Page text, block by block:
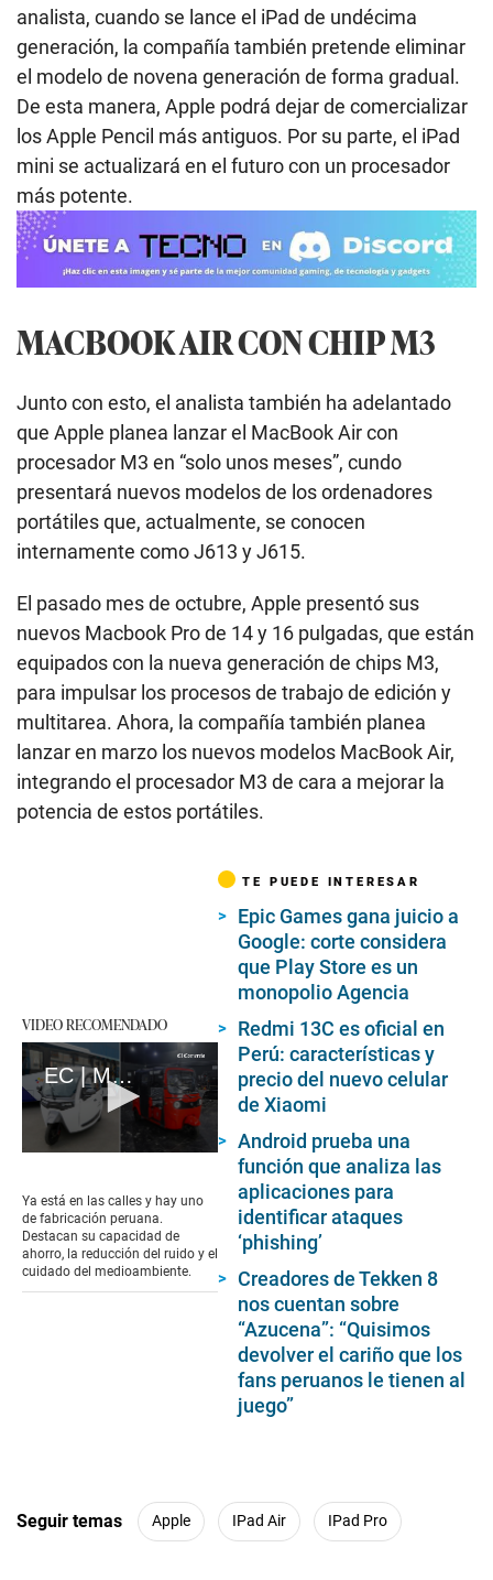
analista, cuando se lance el iPad de undécima
generación, la compañía también pretende eliminar
el modelo de novena generación de forma gradual.
De esta manera, Apple podrá dejar de comercializar
los Apple Pencil más antiguos. Por su parte, el iPad
mini se actualizará en el futuro con un procesador
más potente.
MACBOOK AIR CON CHIP M3
Junto con esto, el analista también ha adelantado
que Apple planea lanzar el MacBook Air con
procesador M3 en “solo unos meses”, cundo
presentará nuevos modelos de los ordenadores
portátiles que, actualmente, se conocen
internamente como J613 y J615.
El pasado mes de octubre, Apple presentó sus
nuevos Macbook Pro de 14 y 16 pulgadas, que están
equipados con la nueva generación de chips M3,
para impulsar los procesos de trabajo de edición y
multitarea. Ahora, la compañía también planea
lanzar en marzo los nuevos modelos MacBook Air,
integrando el procesador M3 de cara a mejorar la
potencia de estos portátiles.
VIDEO RECOMENDADO
EC | Mototaxi eléctrico, una alternativa para el transporte en Perú
of
4
minutes,
24
seconds
Ya está en las calles y hay uno
de fabricación peruana.
Destacan su capacidad de
ahorro, la reducción del ruido y el
cuidado del medioambiente.
TE PUEDE INTERESAR
Epic Games gana juicio a
Google: corte considera
que Play Store es un
monopolio Agencia
Redmi 13C es oficial en
Perú: características y
precio del nuevo celular
de Xiaomi
Android prueba una
función que analiza las
aplicaciones para
identificar ataques
‘phishing’
Creadores de Tekken 8
nos cuentan sobre
“Azucena”: “Quisimos
devolver el cariño que los
fans peruanos le tienen al
juego”
Seguir temas Apple IPad Air IPad Pro